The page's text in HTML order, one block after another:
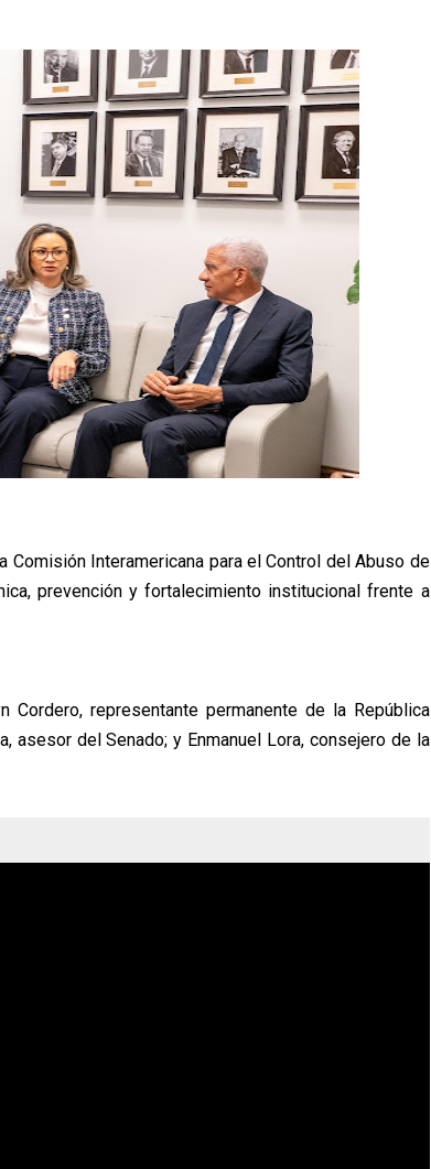
Interamericana para el Control del Abuso de
prevención y fortalecimiento institucional frente a
Cordero, representante permanente de la República
asesor del Senado; y Enmanuel Lora, consejero de la